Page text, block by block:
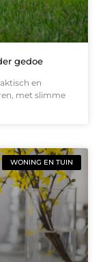
gedoe
en
met slimme
WONING EN TUIN